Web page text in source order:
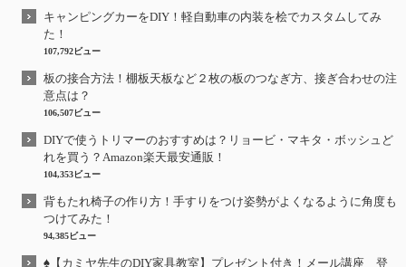
キャンピングカーをDIY！軽自動車の内装を桧でカスタムしてみ
た！
107,792ビュー
板の接合方法！棚板天板など２枚の板のつなぎ方、接ぎ合わせの注
意点は？
106,507ビュー
DIYで使うトリマーのおすすめは？リョービ・マキタ・ボッシュど
れを買う？Amazon楽天最安通販！
104,353ビュー
背もたれ椅子の作り方！手すりをつけ姿勢がよくなるように角度も
つけてみた！
94,385ビュー
♠【カミヤ先生のDIY家具教室】プレゼント付き！メール講座 登